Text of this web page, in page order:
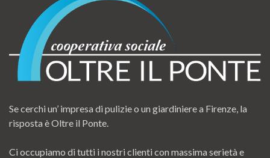
Se cerchi un’ impresa di pulizie o un giardiniere a Firenze, la
risposta è Oltre il Ponte.
Ci occupiamo di tutti i nostri clienti con massima serietà e